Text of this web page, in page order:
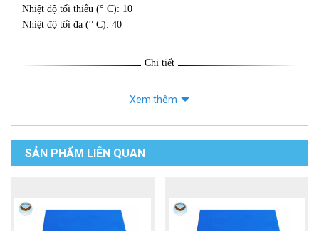
Nhiệt độ tối thiểu (° C): 10
Nhiệt độ tối đa (° C): 40
Chi tiết
Xem thêm
SẢN PHẨM LIÊN QUAN